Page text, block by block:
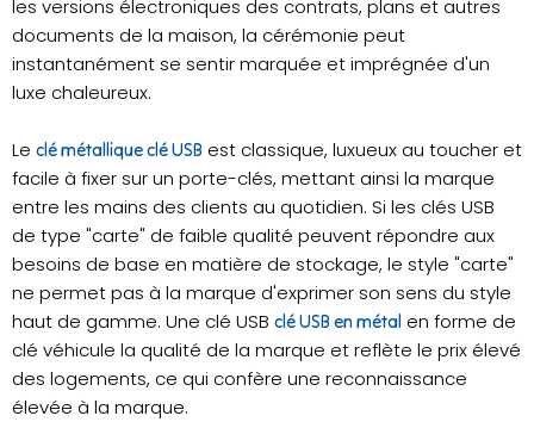
les versions électroniques des contrats, plans et autres
documents de la maison, la cérémonie peut
instantanément se sentir marquée et imprégnée d'un
luxe chaleureux.
Le clé métallique clé USB est classique, luxueux au toucher et
facile à fixer sur un porte-clés, mettant ainsi la marque
entre les mains des clients au quotidien. Si les clés USB
de type "carte" de faible qualité peuvent répondre aux
besoins de base en matière de stockage, le style "carte"
ne permet pas à la marque d'exprimer son sens du style
haut de gamme. Une clé USB clé USB en métal en forme de
clé véhicule la qualité de la marque et reflète le prix élevé
des logements, ce qui confère une reconnaissance
élevée à la marque.